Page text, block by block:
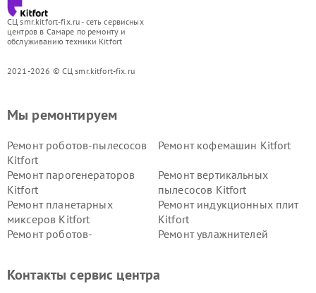
СЦ smr.kitfort-fix.ru - сеть сервисных
центров в Самаре по ремонту и
обслуживанию техники Kitfort
2021-2026 © СЦ smr.kitfort-fix.ru
Мы ремонтируем
Ремонт роботов-пылесосов
Kitfort
Ремонт кофемашин Kitfort
Ремонт парогенераторов
Kitfort
Ремонт вертикальных
пылесосов Kitfort
Ремонт планетарных
миксеров Kitfort
Ремонт индукционных плит
Kitfort
Ремонт роботов-
Ремонт увлажнителей
Kitfort
Kitfort
Контакты сервис центра